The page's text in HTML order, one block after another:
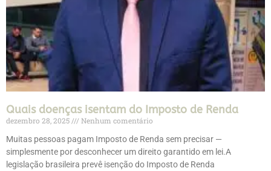
Quais doenças isentam do Imposto de Renda
dezembro 28, 2025
Nenhum comentário
Muitas pessoas pagam Imposto de Renda sem precisar —
simplesmente por desconhecer um direito garantido em lei.A
legislação brasileira prevê isenção do Imposto de Renda